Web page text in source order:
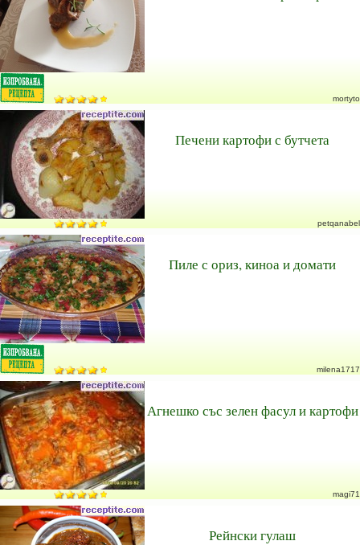
mortyto
Печени картофи с бутчета
petqanabel
Пиле с ориз, киноа и домати
milena1717
Агнешко със зелен фасул и картофи
magi71
Рейнски гулаш